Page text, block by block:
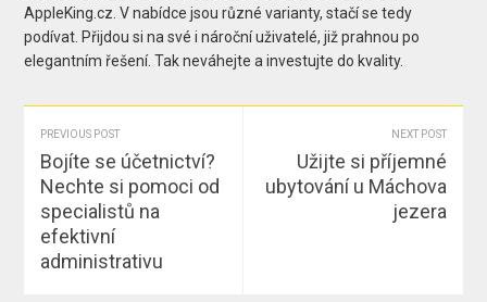
AppleKing.cz. V nabídce jsou různé varianty, stačí se tedy
podívat. Přijdou si na své i nároční uživatelé, již prahnou po
elegantním řešení. Tak neváhejte a investujte do kvality.
PREVIOUS POST
Bojíte se účetnictví?
Nechte si pomoci od
specialistů na
efektivní
administrativu
NEXT POST
Užijte si příjemné
ubytování u Máchova
jezera